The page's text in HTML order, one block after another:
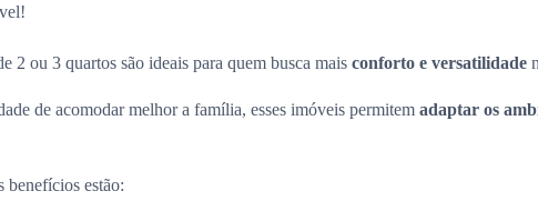
2 ou 3 quartos são ideais para quem busca mais conforto e versatilidade
de acomodar melhor a família, esses imóveis permitem adaptar os
benefícios estão: